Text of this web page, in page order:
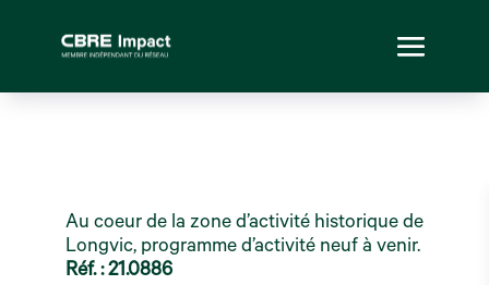
Au coeur de la zone d’activité historique de
Longvic, programme d’activité neuf à venir.
Réf. : 21.0886